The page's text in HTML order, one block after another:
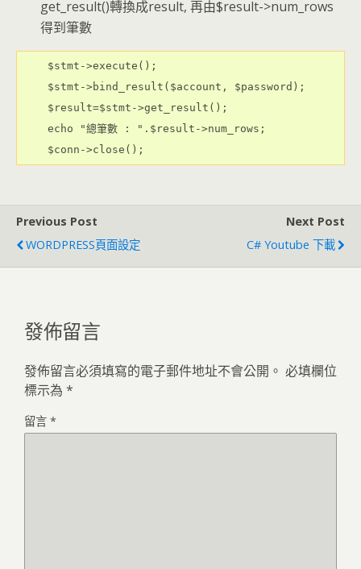
get_result()轉換成result, 再由$result->num_rows
得到筆數
$stmt->execute();
$stmt->bind_result($account, $password);
$result=$stmt->get_result();
echo "總筆數 : ".$result->num_rows;
$conn->close();
Previous Post
WORDPRESS頁面設定
Next Post
C# Youtube 下載
發佈留言
發佈留言必須填寫的電子郵件地址不會公開。 必填欄位
標示為 *
留言 *